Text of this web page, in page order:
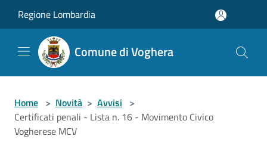
Regione Lombardia
Comune di Voghera
Home > Novità > Avvisi >
Certificati penali - Lista n. 16 - Movimento Civico
Vogherese MCV